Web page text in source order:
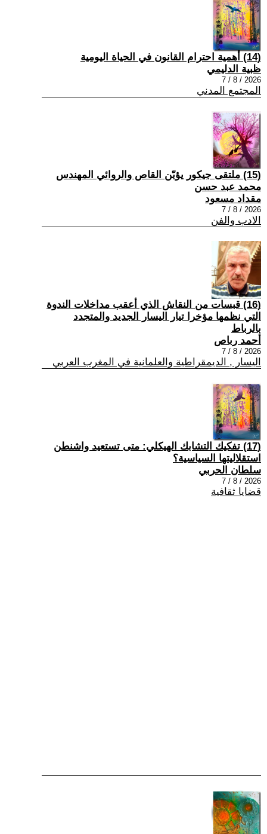
(14) أهمية احترام القانون في الحياة اليومية
ظبية الدليمي
2026 / 8 / 7
المجتمع المدني
(15) ملتقى جيكور يؤبّن القاص والروائي المهندس
محمد عبد حسن
مقداد مسعود
2026 / 8 / 7
الادب والفن
(16) قبسات من النقاش الذي أعقب مداخلات الندوة
التي نظمها مؤخرا تيار اليسار الجديد والمتجدد
بالرباط
أحمد رباص
2026 / 8 / 7
اليسار , الديمقراطية والعلمانية في المغرب العربي
(17) تفكيك التشابك الهيكلي: متى تستعيد واشنطن
استقلاليتها السياسية؟
سلطان الحربي
2026 / 8 / 7
قضايا ثقافية